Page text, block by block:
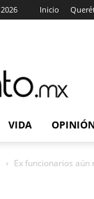
Inicio
VIDA
Ex funcionarios aún